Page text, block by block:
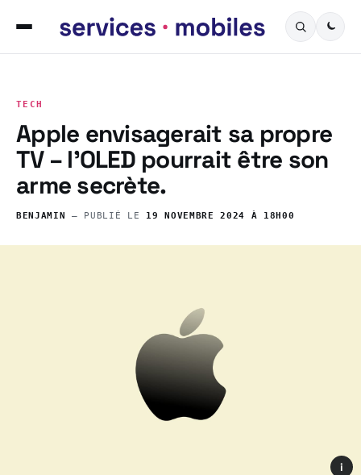
TECH
Apple envisagerait sa propre
TV – l’OLED pourrait être son
arme secrète.
BENJAMIN — PUBLIÉ LE 19 NOVEMBRE 2024 À 18H00
i